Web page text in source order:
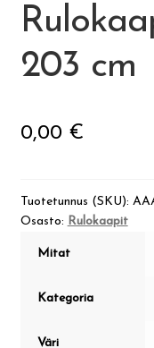
203 cm
0,00 €
Tuotetunnus (SKU):
Osasto: Rulokaapit
Mitat
Kategoria
Väri